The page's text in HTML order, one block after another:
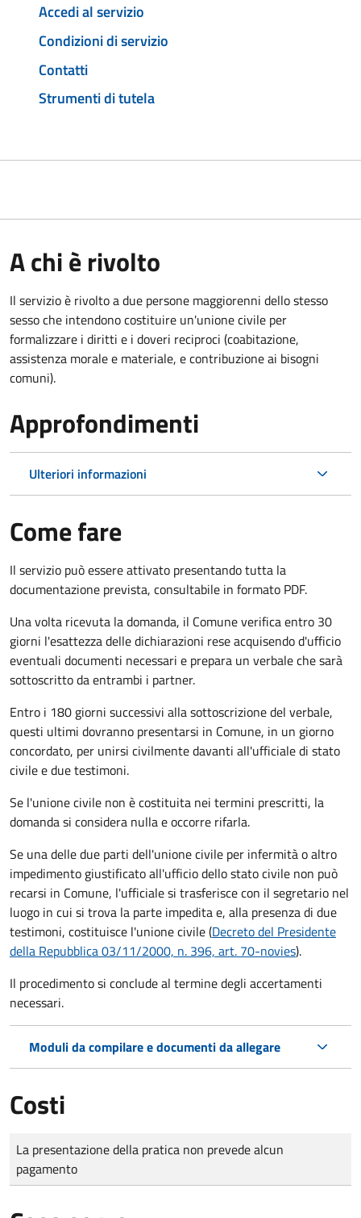
Accedi al servizio
Condizioni di servizio
Contatti
Strumenti di tutela
A chi è rivolto
Il servizio è rivolto a due persone maggiorenni dello stesso
sesso che intendono costituire un'unione civile per
formalizzare i diritti e i doveri reciproci (coabitazione,
assistenza morale e materiale, e contribuzione ai bisogni
comuni).
Approfondimenti
Ulteriori informazioni
Come fare
Il servizio può essere attivato presentando tutta la
documentazione prevista, consultabile in formato PDF.
Una volta ricevuta la domanda, il Comune verifica entro 30
giorni l'esattezza delle dichiarazioni rese acquisendo d'ufficio
eventuali documenti necessari e prepara un verbale che sarà
sottoscritto da entrambi i partner.
Entro i 180 giorni successivi alla sottoscrizione del verbale,
questi ultimi dovranno presentarsi in Comune, in un giorno
concordato, per unirsi civilmentedavanti all'ufficiale di stato
civilee due testimoni.
Se l'unione civile non è costituita nei termini prescritti, la
domanda si considera nulla e occorre rifarla.
Se una delle due parti dell'unione civile per infermità o altro
impedimento giustificato all'ufficio dello stato civile non può
recarsi in Comune, l'ufficiale si trasferisce con il segretario nel
luogo in cui si trova la parte impedita e, alla presenza di due
testimoni, costituisce l'unione civile (Decreto del Presidente
della Repubblica 03/11/2000, n. 396, art. 70-novies).
Il procedimento si conclude al termine degli accertamenti
necessari.
Moduli da compilare e documenti da allegare
Costi
Tipo di pagamento
Importo
La presentazione della pratica non prevede alcun
pagamento